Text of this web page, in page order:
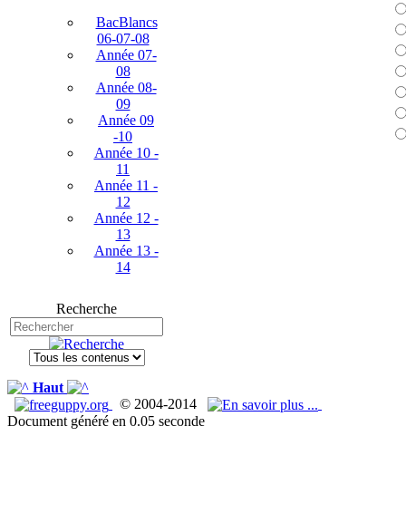
BacBlancs
06-07-08
Année 07-
08
Année 08-
09
Année 09
-10
Année 10 -
11
Année 11 -
12
Année 12 -
13
Année 13 -
14
Recherche
Haut
© 2004-2014
Document généré en 0.05 seconde